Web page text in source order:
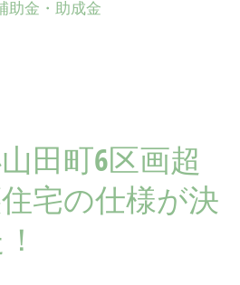
助金・助成金
田町6区画超
宅の仕様が決